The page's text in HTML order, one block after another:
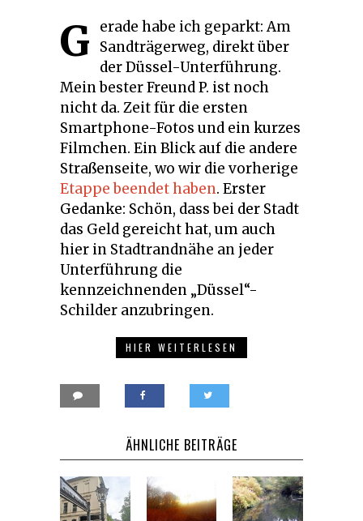
G
erade habe ich geparkt: Am
Sandträgerweg, direkt über
der Düssel-Unterführung.
Mein bester Freund P. ist noch
nicht da. Zeit für die ersten
Smartphone-Fotos und ein kurzes
Filmchen. Ein Blick auf die andere
Straßenseite, wo wir die vorherige
Etappe beendet haben. Erster
Gedanke: Schön, dass bei der Stadt
das Geld gereicht hat, um auch
hier in Stadtrandnähe an jeder
Unterführung die
kennzeichnenden „Düssel“-
Schilder anzubringen.
HIER WEITERLESEN
ÄHNLICHE BEITRÄGE